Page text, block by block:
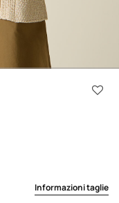
Informazioni taglie